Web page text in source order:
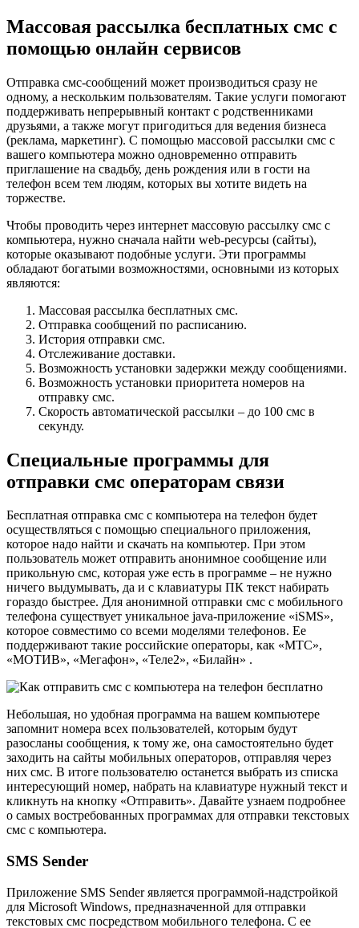
Массовая рассылка бесплатных смс с
помощью онлайн сервисов
Отправка смс-сообщений может производиться сразу не
одному, а нескольким пользователям. Такие услуги помогают
поддерживать непрерывный контакт с родственниками
друзьями, а также могут пригодиться для ведения бизнеса
(реклама, маркетинг). С помощью массовой рассылки смс с
вашего компьютера можно одновременно отправить
приглашение на свадьбу, день рождения или в гости на
телефон всем тем людям, которых вы хотите видеть на
торжестве.
Чтобы проводить через интернет массовую рассылку смс с
компьютера, нужно сначала найти web-ресурсы (сайты),
которые оказывают подобные услуги. Эти программы
обладают богатыми возможностями, основными из которых
являются:
Массовая рассылка бесплатных смс.
Отправка сообщений по расписанию.
История отправки смс.
Отслеживание доставки.
Возможность установки задержки между сообщениями.
Возможность установки приоритета номеров на
отправку смс.
Скорость автоматической рассылки – до 100 смс в
секунду.
Специальные программы для
отправки смс операторам связи
Бесплатная отправка смс с компьютера на телефон будет
осуществляться с помощью специального приложения,
которое надо найти и скачать на компьютер. При этом
пользователь может отправить анонимное сообщение или
прикольную смс, которая уже есть в программе – не нужно
ничего выдумывать, да и с клавиатуры ПК текст набирать
гораздо быстрее. Для анонимной отправки смс с мобильного
телефона существует уникальное java-приложение «iSMS»,
которое совместимо со всеми моделями телефонов. Ее
поддерживают такие российские операторы, как «МТС»,
«МОТИВ», «Мегафон», «Теле2», «Билайн» .
Небольшая, но удобная программа на вашем компьютере
запомнит номера всех пользователей, которым будут
разосланы сообщения, к тому же, она самостоятельно будет
заходить на сайты мобильных операторов, отправляя через
них смс. В итоге пользователю останется выбрать из списка
интересующий номер, набрать на клавиатуре нужный текст и
кликнуть на кнопку «Отправить». Давайте узнаем подробнее
о самых востребованных программах для отправки текстовых
смс с компьютера.
SMS Sender
Приложение SMS Sender является программой-надстройкой
для Microsoft Windows, предназначенной для отправки
текстовых смс посредством мобильного телефона. С ее